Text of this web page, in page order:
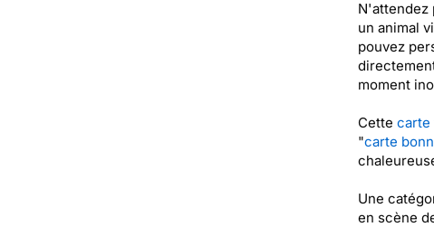
N'attendez
un animal
pouvez
moment
Cette carte
"carte
Une
en scène